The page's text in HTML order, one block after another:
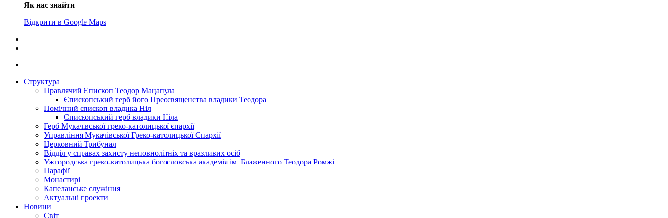
Як нас знайти
Відкрити в Google Maps
Структура
Правлячий Єпископ Теодор Мацапула
Єпископський герб його Преосвященства владики Теодора
Помічний єпископ владика Ніл
Єпископський герб владики Ніла
Герб Мукачівської греко-католицької єпархії
Управління Мукачівської Греко-католицької Єпархії
Церковний Трибунал
Відділ у справах захисту неповнолітніх та вразливих осіб
Ужгородська греко-католицька богословська академія ім. Блаженного Теодора Ромжі
Парафії
Монастирі
Капеланське служіння
Актуальні проекти
Новини
Світ